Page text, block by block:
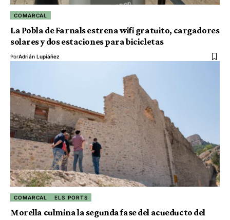
COMARCAL
La Pobla de Farnals estrena wifi gratuito, cargadores
solares y dos estaciones para bicicletas
PorAdrián Lupiáñez
COMARCAL ELS PORTS
Morella culmina la segunda fase del acueducto del